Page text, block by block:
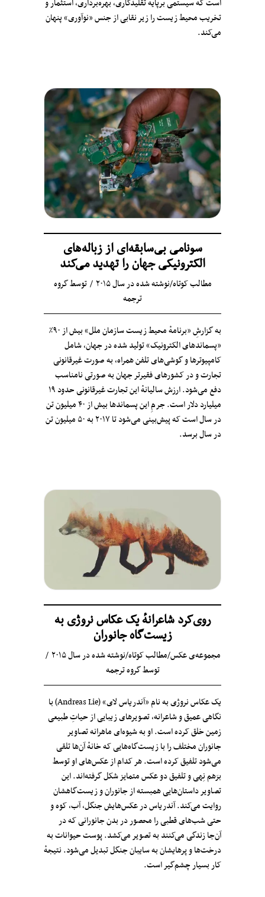
است که سیستمی برپایهٔ تقلید‌کاری، بهره‌برداری، استثمار و
تخریب محیط زیست را زیر نقابی از جنس «نوآوری» پنهان
می‌کند.
سونامی بی‌سابقه‌‌ای از زباله‌های
الکترونیکی جهان را تهدید می‌کند
مطالب کوتاه/نوشته شده در سال ۲۰۱۵ توسطگروه
ترجمه
به گزارشِ «برنامهٔ محیط زیست سازمان ملل» بیش از ۹۰٪
«پسماندهای الکترونیک» تولید شده در جهان، شامل
کامپیوترها و گوشی‌های تلفن همراه، به صورت غیرقانونی
تجارت و در کشورهای فقیرتر جهان به صورتی نامناسب
دفع می‌شود. ارزش سالیانهٔ این تجارت غیرقانونی حدود ۱۹
میلیارد دلار است. جرمِ این پسماندها بیش از ۴۰ میلیون تن
در سال است که پیش‌بینی می‌شود تا ۲۰۱۷ به ۵۰ میلیون تن
در سال برسد.
روی‌کرد شاعرانهٔ یک عکاس نروژی به
زیست‌گاه جانوران
مجموعه‌ی عکس/مطالب کوتاه/نوشته شده در سال ۲۰۱۵
توسطگروه ترجمه
یک عکاس نروژی به نام «آندریاس لای» (Andreas Lie) با
نگاهی عمیق و شاعرانه، تصویرهای زیبایی از حیاتِ طبیعی
زمین خلق کرده است. او به شیوه‌ای ماهرانه تصاویر
جانوران مختلف را با زیست‌گاه‌هایی که خانه‌ٔ آن‌ها تلقی
می‌شود تلفیق کرده است. هر کدام از عکس‌های او توسط
برَهم نِهی و تلفیق دو عکس متمایز شکل گرفته‌اند. این
تصاویر داستان‌هایی همبسته‌ از جانوران و زیست‌گاهشان
روایت می‌کند. آندریاس در عکس‌هایش جنگل، آب، کوه و
حتی شب‌های قطبی را محصور در بدن جانورانی که در
آن‌جا زندگی می‌کنند به تصویر می‌کشد. پوست حیوانات به
درخت‌ها و پرهایشان به سایبان جنگل تبدیل می‌شود. نتیجه‌ٔ
کار بسیار چشم‌گیر است.